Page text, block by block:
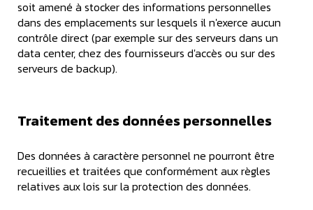
soit amené à stocker des informations personnelles
dans des emplacements sur lesquels il n'exerce aucun
contrôle direct (par exemple sur des serveurs dans un
data center, chez des fournisseurs d'accès ou sur des
serveurs de backup).
Traitement des données personnelles
Des données à caractère personnel ne pourront être
recueillies et traitées que conformément aux règles
relatives aux lois sur la protection des données.